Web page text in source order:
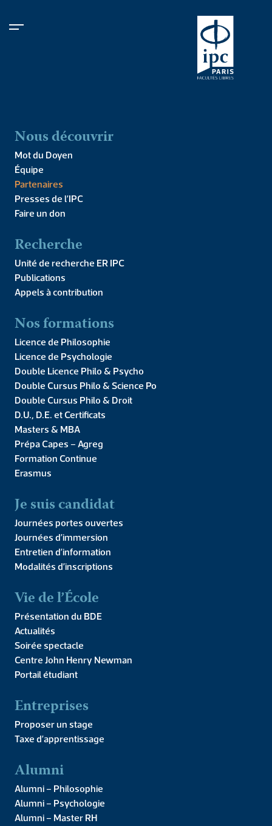
Nous découvrir
Mot du Doyen
Équipe
Partenaires
Presses de l’IPC
Faire un don
Recherche
Unité de recherche ER IPC
Publications
Appels à contribution
Nos formations
Licence de Philosophie
Licence de Psychologie
Double Licence Philo & Psycho
Double Cursus Philo & Science Po
Double Cursus Philo & Droit
D.U., D.E. et Certificats
Masters & MBA
Prépa Capes – Agreg
Formation Continue
Erasmus
Je suis candidat
Journées portes ouvertes
Journées d’immersion
Entretien d’information
Modalités d’inscriptions
Vie de l’École
Présentation du BDE
Actualités
Soirée spectacle
Centre John Henry Newman
Portail étudiant
Entreprises
Proposer un stage
Taxe d’apprentissage
Alumni
Alumni – Philosophie
Alumni – Psychologie
Alumni – Master RH
Venez découvrir
l’IPC
Partenaires
Partenariat pour le Master de Ressources
Humaines (rediriger vers la page de notre
VOIR LE SITE
Chart Paris 8
philosophie-droit, philosophie-science politique